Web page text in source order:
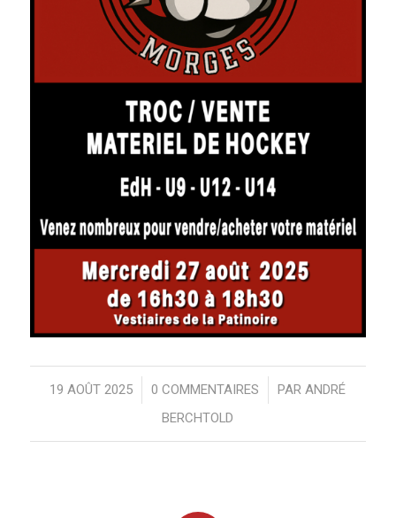
19 AOÛT 2025
/ 0 COMMENTAIRES
/ PARANDRÉ
BERCHTOLD